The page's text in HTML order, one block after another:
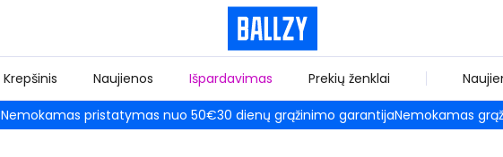
Krepšinis Naujienos Išpardavimas Prekių ženklai
Nemokamas pristatymas nuo 50€30 dienų grąžinimo garantijaNemokamas